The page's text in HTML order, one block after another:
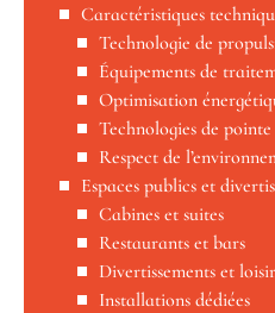
Caractéristiques
Technologie de
Équipements de
Optimisation
Technologies de pointe
Respect de
Espaces publics et
Cabines et suites
Restaurants et bars
Divertissements et
Installations dédiées